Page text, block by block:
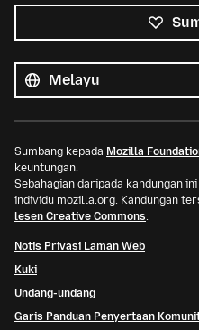
bahasa
Bahasa
Sumbang kepada Mozilla
keuntungan.
Sebahagian daripada kandungan
individu mozilla.org. Kandungan
lesen Creative Commons.
Notis Privasi Laman Web
Kuki
Undang-undang
Garis Panduan Penyertaan